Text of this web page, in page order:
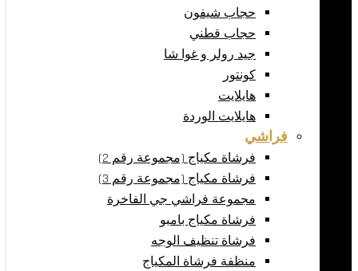
حجاب شيفون
حجاب قطني
جيد رولر و غوا شا
كونتور
هايلايت
هايلايت الوردة
فراشي
فرشاة مكياج (مجموعة رقم 2)
فرشاة مكياج (مجموعة رقم 3)
مجموعة فراشي جي الفاخرة
فرشاة مكياج بامبو
فرشاة تنظيف الوجه
منظفة فرشاة المكياج